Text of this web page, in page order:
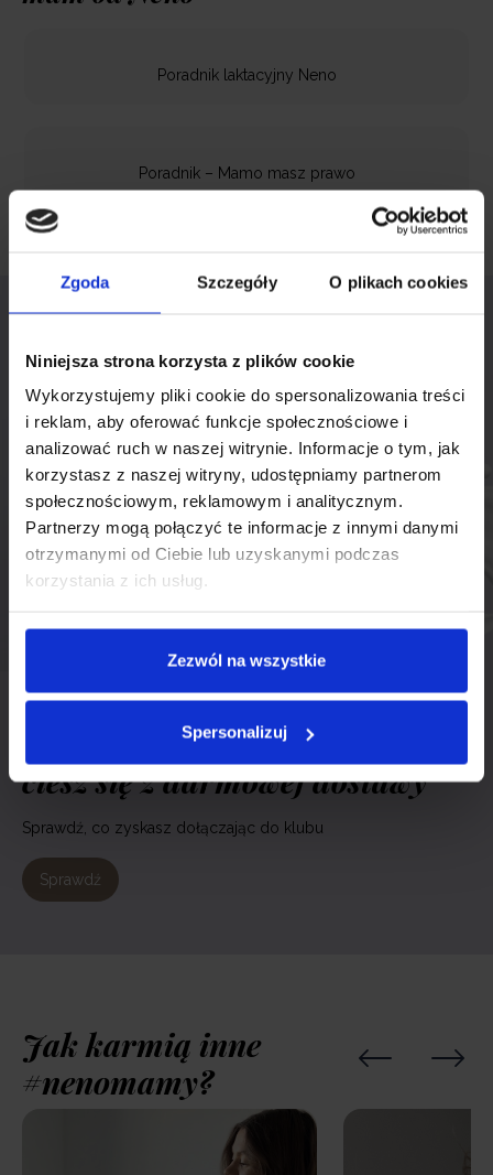
Zgoda Szczegóły O plikach cookies
Niniejsza strona korzysta z plików cookie
Wykorzystujemy pliki cookie do spersonalizowania treści
i reklam, aby oferować funkcje społecznościowe i
analizować ruch w naszej witrynie. Informacje o tym, jak
korzystasz z naszej witryny, udostępniamy partnerom
społecznościowym, reklamowym i analitycznym.
Partnerzy mogą połączyć te informacje z innymi danymi
otrzymanymi od Ciebie lub uzyskanymi podczas
korzystania z ich usług.
Zezwól na wszystkie
Spersonalizuj
Poradnik laktacyjny Neno
Poradnik – Mamo masz prawo
Zostań klubowiczem Neno i
ciesz się z darmowej dostawy
Sprawdź, co zyskasz dołączając do klubu
Sprawdź
Jak karmią inne
#nenomamy?